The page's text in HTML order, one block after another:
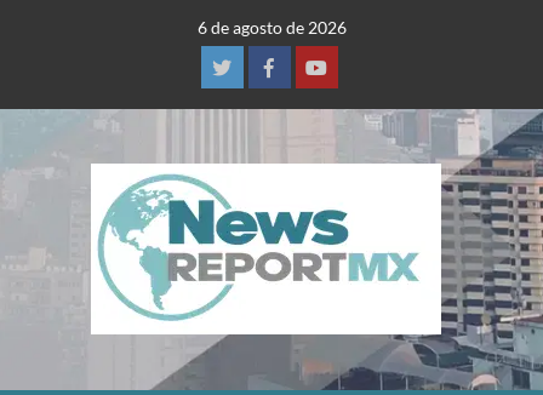
6 de agosto de 2026
TwitterFacebookYoutube